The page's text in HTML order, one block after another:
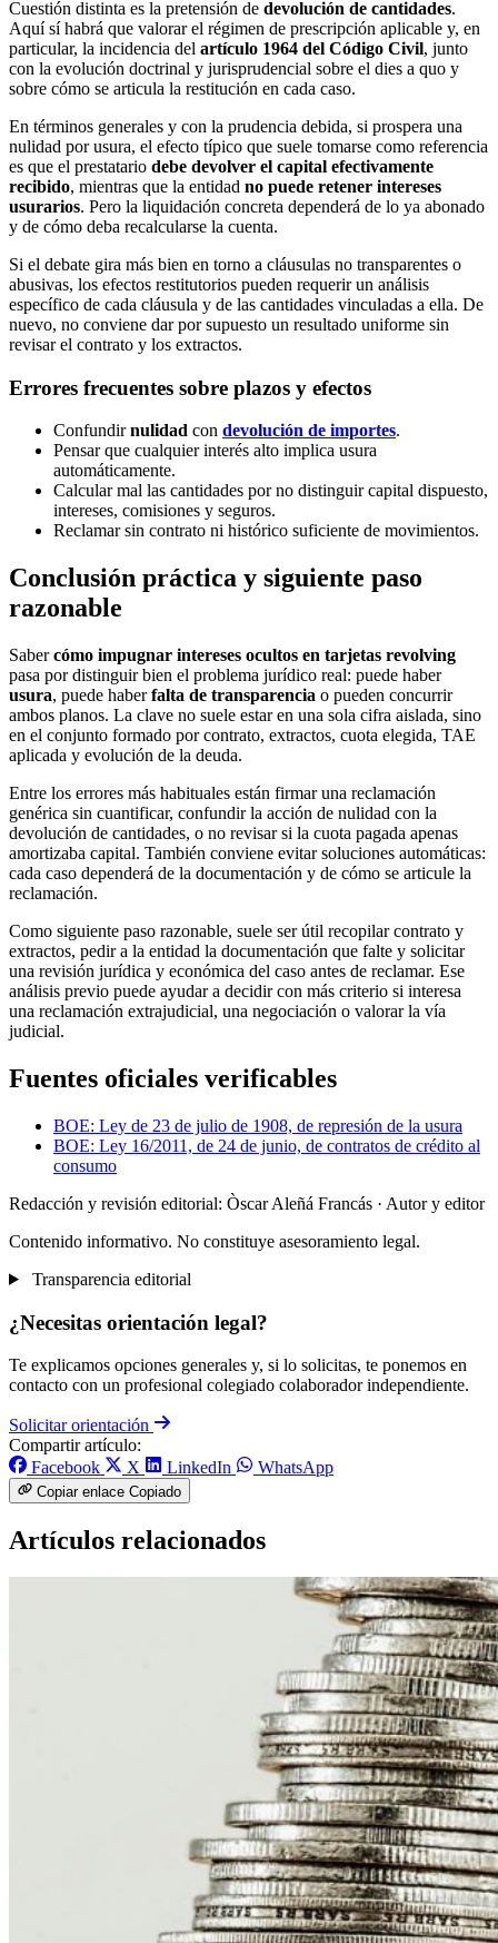
Cuestión distinta es la pretensión de devolución de cantidades.
Aquí sí habrá que valorar el régimen de prescripción aplicable y, en
particular, la incidencia del artículo 1964 del Código Civil, junto
con la evolución doctrinal y jurisprudencial sobre el dies a quo y
sobre cómo se articula la restitución en cada caso.
En términos generales y con la prudencia debida, si prospera una
nulidad por usura, el efecto típico que suele tomarse como referencia
es que el prestatario debe devolver el capital efectivamente
recibido, mientras que la entidad no puede retener intereses
usurarios. Pero la liquidación concreta dependerá de lo ya abonado
y de cómo deba recalcularse la cuenta.
Si el debate gira más bien en torno a cláusulas no transparentes o
abusivas, los efectos restitutorios pueden requerir un análisis
específico de cada cláusula y de las cantidades vinculadas a ella. De
nuevo, no conviene dar por supuesto un resultado uniforme sin
revisar el contrato y los extractos.
Errores frecuentes sobre plazos y efectos
Confundirnulidad con devolución de importes.
Pensar que cualquier interés alto implica usura
automáticamente.
Calcular mal las cantidades por no distinguir capital dispuesto,
intereses, comisiones y seguros.
Reclamar sin contrato ni histórico suficiente de movimientos.
Conclusión práctica y siguiente paso
razonable
Sabercómo impugnar intereses ocultos en tarjetas revolving
pasa por distinguir bien el problema jurídico real: puede haber
usura, puede haberfalta de transparencia o pueden concurrir
ambos planos. La clave no suele estar en una sola cifra aislada, sino
en el conjunto formado por contrato, extractos, cuota elegida, TAE
aplicada y evolución de la deuda.
Entre los errores más habituales están firmar una reclamación
genérica sin cuantificar, confundir la acción de nulidad con la
devolución de cantidades, o no revisar si la cuota pagada apenas
amortizaba capital. También conviene evitar soluciones automáticas:
cada caso dependerá de la documentación y de cómo se articule la
reclamación.
Como siguiente paso razonable, suele ser útil recopilar contrato y
extractos, pedir a la entidad la documentación que falte y solicitar
una revisión jurídica y económica del caso antes de reclamar. Ese
análisis previo puede ayudar a decidir con más criterio si interesa
una reclamación extrajudicial, una negociación o valorar la vía
judicial.
Fuentes oficiales verificables
BOE: Ley de 23 de julio de 1908, de represión de la usura
BOE: Ley 16/2011, de 24 de junio, de contratos de crédito al
consumo
Redacción y revisión editorial: Òscar Aleñá Francás · Autor y editor
Contenido informativo. No constituye asesoramiento legal.
Transparencia editorial
¿Necesitas orientación legal?
Te explicamos opciones generales y, si lo solicitas, te ponemos en
contacto con un profesional colegiado colaborador independiente.
Solicitar orientación
Compartir artículo:
Facebook
X LinkedIn WhatsApp
Copiar enlace Copiado
Artículos relacionados